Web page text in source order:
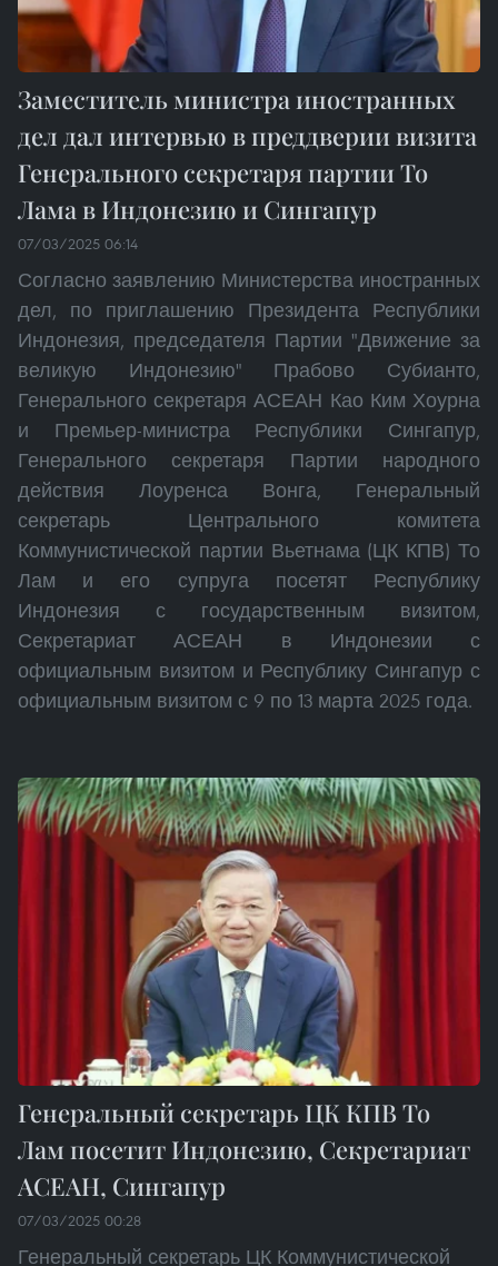
Заместитель министра иностранных
дел дал интервью в преддверии визита
Генерального секретаря партии То
Лама в Индонезию и Сингапур
07/03/2025 06:14
Согласно заявлению Министерства иностранных
дел, по приглашению Президента Республики
Индонезия, председателя Партии "Движение за
великую Индонезию" Прабово Субианто,
Генерального секретаря АСЕАН Као Ким Хоурна
и Премьер-министра Республики Сингапур,
Генерального секретаря Партии народного
действия Лоуренса Вонга, Генеральный
секретарь Центрального комитета
Коммунистической партии Вьетнама (ЦК КПВ) То
Лам и его супруга посетят Республику
Индонезия с государственным визитом,
Секретариат АСЕАН в Индонезии с
официальным визитом и Республику Сингапур с
официальным визитом с 9 по 13 марта 2025 года.
Генеральный секретарь ЦК КПВ То
Лам посетит Индонезию, Секретариат
АСЕАН, Сингапур
07/03/2025 00:28
Генеральный секретарь ЦК Коммунистической